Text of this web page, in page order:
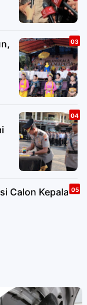
Calon Kepala